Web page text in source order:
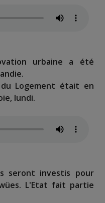
urbaine a été
Logement était en
lundi.
seront investis pour
L'Etat fait partie